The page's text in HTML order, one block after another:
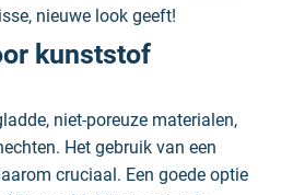
nieuwe look geeft!
kunststof
niet-poreuze materialen,
Het gebruik van een
cruciaal. Een goede optie